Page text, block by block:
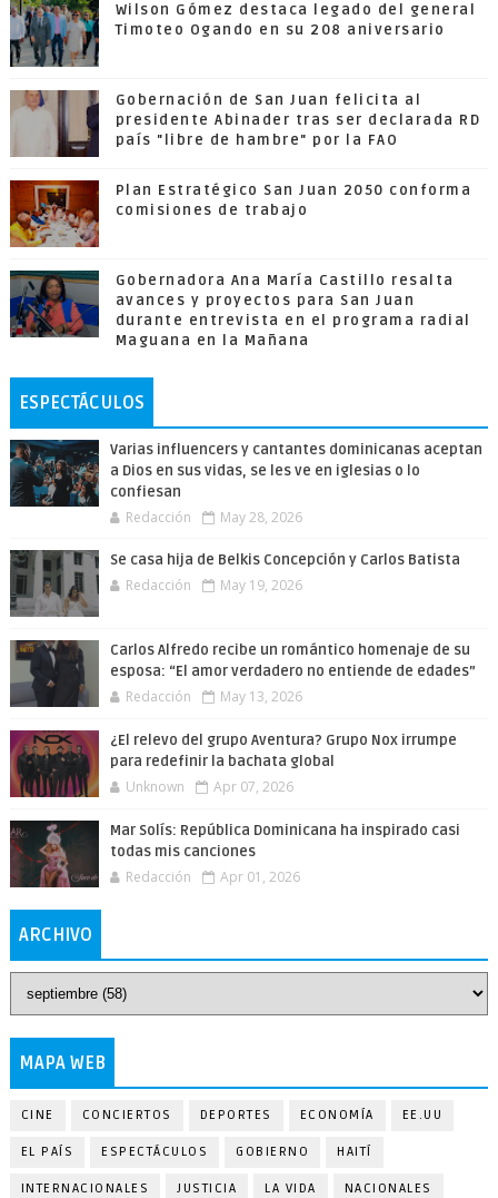
Wilson Gómez destaca legado del general
Timoteo Ogando en su 208 aniversario
Gobernación de San Juan felicita al
presidente Abinader tras ser declarada RD
país "libre de hambre" por la FAO
Plan Estratégico San Juan 2050 conforma
comisiones de trabajo
Gobernadora Ana María Castillo resalta
avances y proyectos para San Juan
durante entrevista en el programa radial
Maguana en la Mañana
ESPECTÁCULOS
Varias influencers y cantantes dominicanas aceptan
a Dios en sus vidas, se les ve en iglesias o lo
confiesan
Redacción May 28, 2026
Se casa hija de Belkis Concepción y Carlos Batista
Redacción May 19, 2026
Carlos Alfredo recibe un romántico homenaje de su
esposa: “El amor verdadero no entiende de edades”
Redacción May 13, 2026
¿El relevo del grupo Aventura? Grupo Nox irrumpe
para redefinir la bachata global
Unknown Apr 07, 2026
Mar Solís: República Dominicana ha inspirado casi
todas mis canciones
Redacción Apr 01, 2026
ARCHIVO
MAPA WEB
CINE CONCIERTOS DEPORTES ECONOMÍA EE.UU
EL PAÍS ESPECTÁCULOS GOBIERNO HAITÍ
INTERNACIONALES JUSTICIA LA VIDA NACIONALES